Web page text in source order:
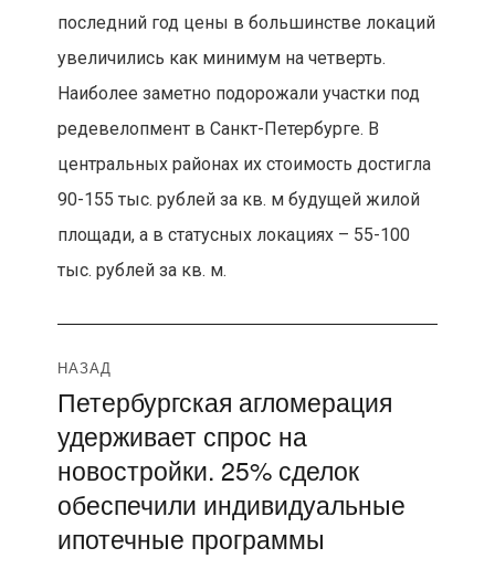
последний год цены в большинстве локаций
увеличились как минимум на четверть.
Наиболее заметно подорожали участки под
редевелопмент в Санкт-Петербурге. В
центральных районах их стоимость достигла
90-155 тыс. рублей за кв. м будущей жилой
площади, а в статусных локациях – 55-100
тыс. рублей за кв. м.
Навигация
по
записям
НАЗАД
Предыдущая
запись:
Петербургская агломерация
удерживает спрос на
новостройки. 25% сделок
обеспечили индивидуальные
ипотечные программы